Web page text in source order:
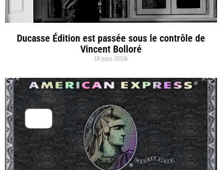
Ducasse Édition est passée sous le contrôle de
Vincent Bolloré
18 juin 2026